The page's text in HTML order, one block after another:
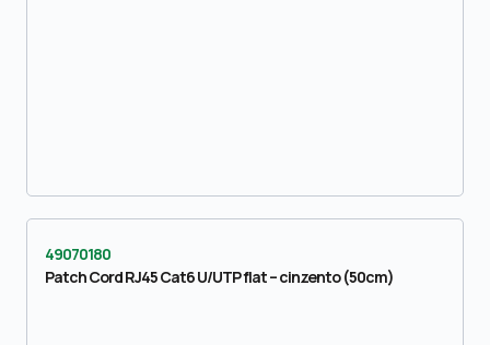
49070180
Patch Cord RJ45 Cat6 U/UTP flat – cinzento (50cm)